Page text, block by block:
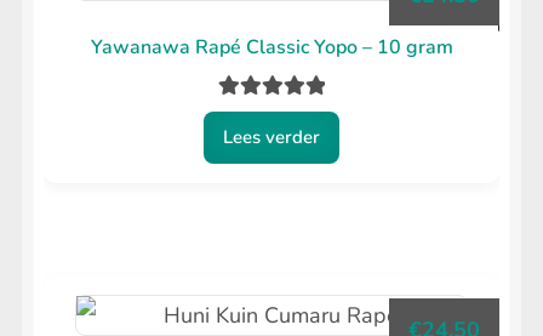
Yawanawa Rapé Classic Yopo – 10 gram
Gewaardeerd
5.00uit 5
Lees verder
€24.50